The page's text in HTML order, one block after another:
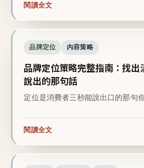
閱讀全文
品牌定位 內容策略
品牌定位策略完整指南：找出
說出的那句話
定位是消費者三秒能說出口的那句
閱讀全文